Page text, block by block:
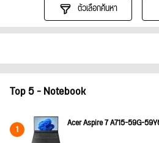
ตัวเลือกค้นหา
Top 5 - Notebook
1 Acer Aspire 7 A715-59G-